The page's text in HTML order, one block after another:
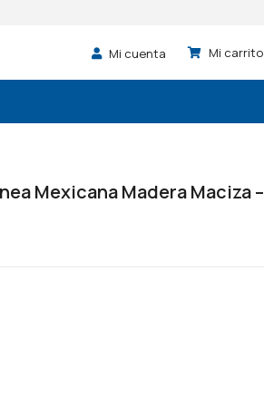
Mi cuenta
Mexicana Madera Maciza –